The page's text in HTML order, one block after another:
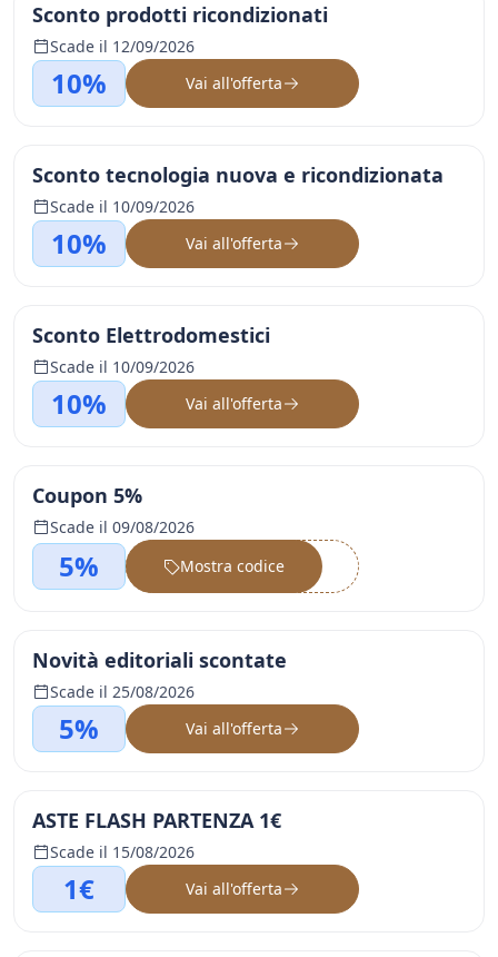
Sconto prodotti ricondizionati
Scade il 12/09/2026
10% Vai all'offerta
Sconto tecnologia nuova e ricondizionata
Scade il 10/09/2026
10% Vai all'offerta
Sconto Elettrodomestici
Scade il 10/09/2026
10% Vai all'offerta
Coupon 5%
Scade il 09/08/2026
5% ••••••
Mostra codice
Novità editoriali scontate
Scade il 25/08/2026
5% Vai all'offerta
ASTE FLASH PARTENZA 1€
Scade il 15/08/2026
1€ Vai all'offerta